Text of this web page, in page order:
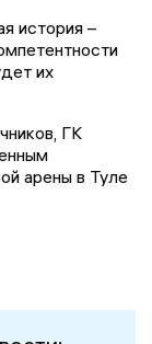
история –
их
ГК
арены в Туле